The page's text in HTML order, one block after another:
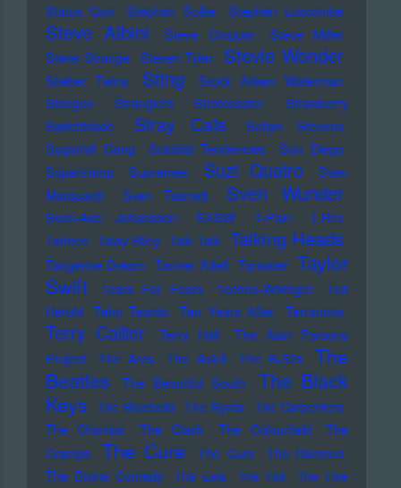
Status Quo
Stephan Sulke Stephen Luscombe
Steve Albini Steve Cropper
Steve Miller
Steve Strange Steven Tyler Stevie Wonder
Stieber Twins Sting
Stock Aitken Waterman
Stooges
Stranglers Stratocaster
Strawberry
Switchblade
Stray Cats
Sufjan Stevens
Sugarhill Gang
Suicidal Tendencies
Sun Diego
Supertramp
Supremes Suzi Quatro
Sven
Marquardt
Sven Tasnadi Sven Wunder
Sven-Ake Johansson SXSW T-Pain
T.Rex
Tahnee Talay Riley Talk Talk Talking Heads
Tangerine Dream Tanner Adell Tarwater Taylor
Swift
Tears For Fears Techno-Wikinger
Ted
Herold
Teho Teardo Ten Years After Terranova
Terry Callier Terry Hall
The Alan Parsons
Project
The Arcs The Avicii The B-52s
The
Beatles
The Beautiful South
The Black
Keys The Bluebells The Byrds The Carpenters
The Champs
The Clash The Colourfield
The
Cramps
The Cure The Curs
The Damned
The Divine Comedy
The Eels The Fall
The Five